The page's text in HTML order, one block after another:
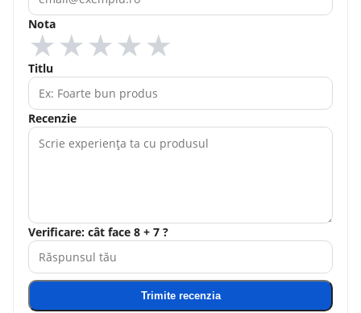
Nota
★
★
★
★
★
Titlu
Recenzie
Verificare: cât face 8 + 7 ?
Trimite recenzia